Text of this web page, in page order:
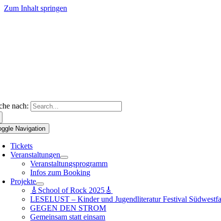
Zum Inhalt springen
nach:
Navigation
Tickets
Veranstaltungen
Veranstaltungsprogramm
Infos zum Booking
Projekte
🎸School of Rock 2025🎸
LESELUST – Kinder und Jugendliteratur Festival
GEGEN DEN STROM
Gemeinsam statt einsam